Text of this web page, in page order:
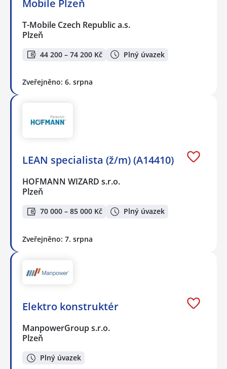
Mobile Plzeň
T-Mobile Czech Republic a.s.
Plzeň
44 200 – 74 200 Kč Plný úvazek
Zveřejněno: 6. srpna
LEAN specialista (ž/m) (A14410)
HOFMANN WIZARD s.r.o.
Plzeň
70 000 – 85 000 Kč Plný úvazek
Zveřejněno: 7. srpna
Elektro konstruktér
ManpowerGroup s.r.o.
Plzeň
Plný úvazek